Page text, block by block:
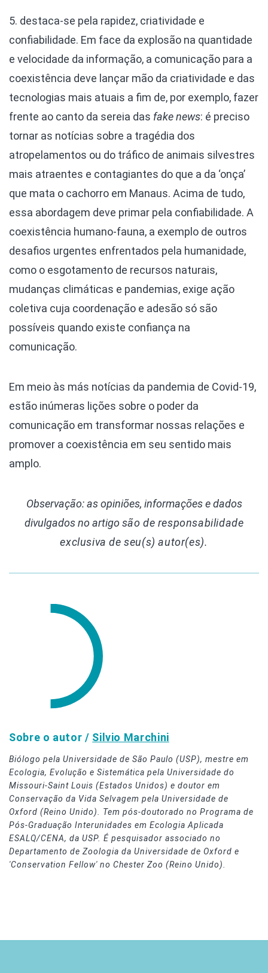
5. destaca-se pela rapidez, criatividade e
confiabilidade. Em face da explosão na quantidade
e velocidade da informação, a comunicação para a
coexistência deve lançar mão da criatividade e das
tecnologias mais atuais a fim de, por exemplo, fazer
frente ao canto da sereia das fake news: é preciso
tornar as notícias sobre a tragédia dos
atropelamentos ou do tráfico de animais silvestres
mais atraentes e contagiantes do que a da ‘onça’
que mata o cachorro em Manaus. Acima de tudo,
essa abordagem deve primar pela confiabilidade. A
coexistência humano-fauna, a exemplo de outros
desafios urgentes enfrentados pela humanidade,
como o esgotamento de recursos naturais,
mudanças climáticas e pandemias, exige ação
coletiva cuja coordenação e adesão só são
possíveis quando existe confiança na
comunicação.
Em meio às más notícias da pandemia de Covid-19,
estão inúmeras lições sobre o poder da
comunicação em transformar nossas relações e
promover a coexistência em seu sentido mais
amplo.
Observação: as opiniões, informações e dados
divulgadosno artigo são de responsabilidade
exclusiva de seu(s) autor(es).
Sobre o autor / Silvio Marchini
Biólogo pela Universidade de São Paulo (USP), mestre em
Ecologia, Evolução e Sistemática pela Universidade do
Missouri-Saint Louis (Estados Unidos) e doutor em
Conservação da Vida Selvagem pela Universidade de
Oxford (Reino Unido). Tem pós-doutorado no Programa de
Pós-Graduação Interunidades em Ecologia Aplicada
ESALQ/CENA, da USP. É pesquisador associado no
Departamento de Zoologia da Universidade de Oxford e
'Conservation Fellow' no Chester Zoo (Reino Unido).